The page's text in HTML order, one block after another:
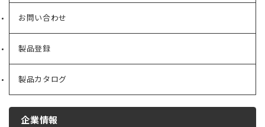
お問い合わせ
製品登録
製品カタログ
企業情報